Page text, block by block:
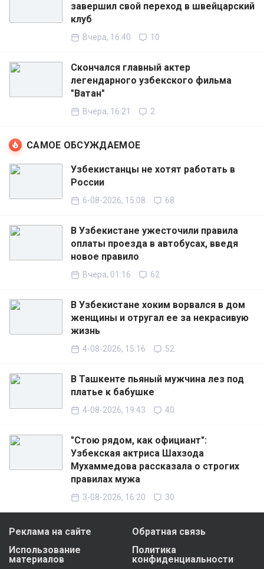
завершил свой переход в швейцарский
клуб
Вчера, 16:40 10
Скончался главный актер
легендарного узбекского фильма
"Ватан"
Вчера, 16:21 2
САМОЕ ОБСУЖДАЕМОЕ
Узбекистанцы не хотят работать в
России
6-08-2026, 15:08 68
В Узбекистане ужесточили правила
оплаты проезда в автобусах, введя
новое правило
Вчера, 01:16 62
В Узбекистане хоким ворвался в дом
женщины и отругал ее за некрасивую
жизнь
4-08-2026, 15:16 52
В Ташкенте пьяный мужчина лез под
платье к бабушке
4-08-2026, 19:43 40
"Стою рядом, как официант":
Узбекская актриса Шахзода
Мухаммедова рассказала о строгих
правилах мужа
3-08-2026, 16:20 30
Реклама на сайте
Обратная связь
Использование
материалов
Политика
конфиденциальности